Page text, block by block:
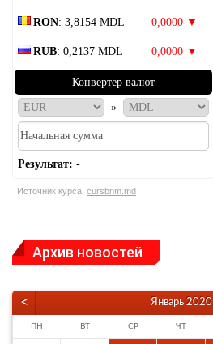
RON: 3,8154 MDL 0,0000 ▼
RUB: 0,2137 MDL 0,0000 ▼
Конвертер валют
»
Результат: -
Источник курса: cursbnm.md
Архив новостей
< Январь 2020
ПН ВТ СР ЧТ